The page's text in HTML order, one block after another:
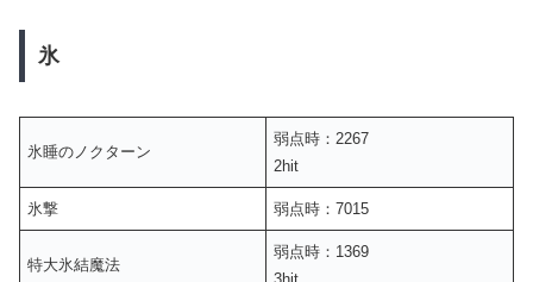
氷
氷睡のノクターン
弱点時：2267
2hit
氷撃 弱点時：7015
特大氷結魔法
弱点時：1369